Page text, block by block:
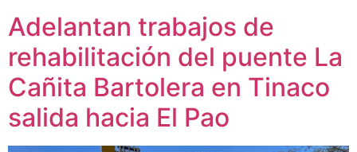
Adelantan trabajos de
rehabilitación del puente La
Cañita Bartolera en Tinaco
salida hacia El Pao